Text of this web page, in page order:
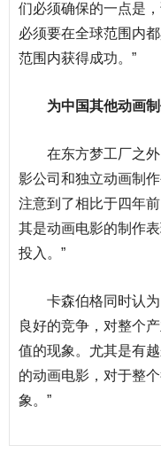
们必须确保的一点是
必须要在全球范围内
范围内获得成功。”
为中国其他动画
在东方梦工厂之
影公司和独立动画制
注意到了相比于四年
其是动画电影的制作
投入。”
卡森伯格同时认
良好的竞争，对整个
值的现象。尤其是有
的动画电影，对于整个
象。”